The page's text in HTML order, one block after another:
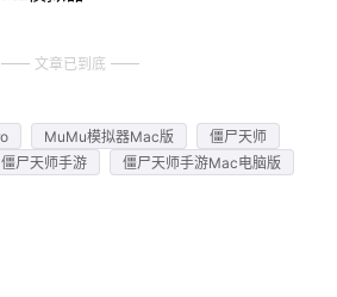
文章已到底
MuMu模拟器Mac版
僵尸天师
僵尸天师手游
僵尸天师手游Mac电脑版